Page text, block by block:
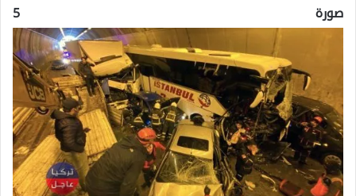
صورة 5